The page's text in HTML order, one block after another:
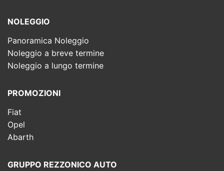
NOLEGGIO
Panoramica Noleggio
Noleggio a breve termine
Noleggio a lungo termine
PROMOZIONI
Fiat
Opel
Abarth
GRUPPO REZZONICO AUTO